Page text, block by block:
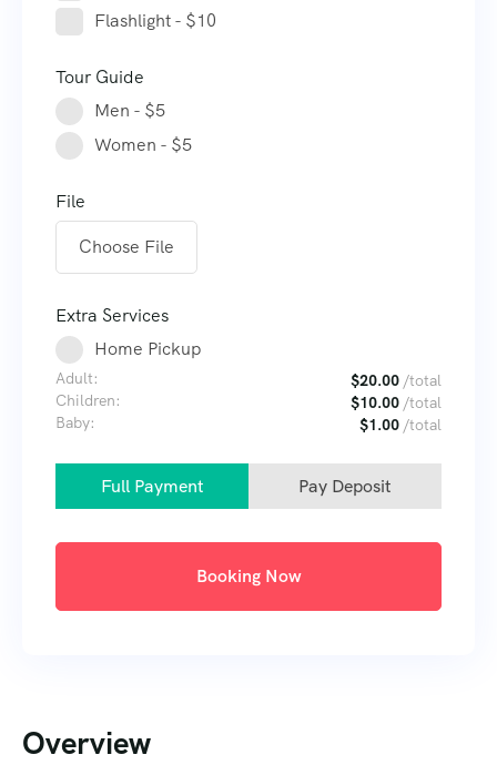
Overview
Flashlight - $10
Tour Guide
Men - $5
Women - $5
File
Choose File
Extra Services
Home Pickup
Adult: $20.00 /total
Children:
$10.00 /total
Baby:
$1.00 /total
Full Payment Pay Deposit
Booking Now